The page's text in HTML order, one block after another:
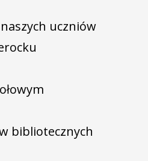
uczniów
bibliotecznych